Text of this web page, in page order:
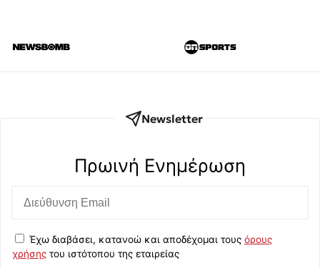
Newsletter
Πρωινή Eνημέρωση
Έχω διαβάσει, κατανοώ και αποδέχομαι τους όρους
χρήσης του ιστότοπου της εταιρείας